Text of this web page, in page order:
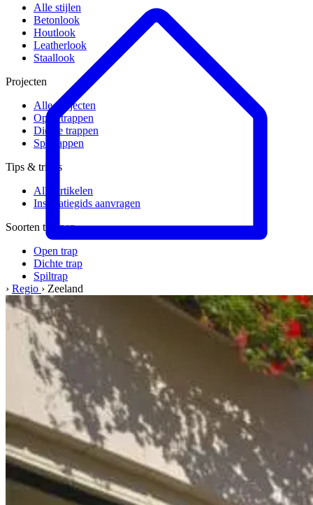
Alle stijlen
Betonlook
Houtlook
Leatherlook
Staallook
Projecten
Alle projecten
Open trappen
Dichte trappen
Spiltrappen
Tips & tricks
Alle artikelen
Inspiratiegids aanvragen
Soorten trappen
Open trap
Dichte trap
Spiltrap
Meer informatie
Materialen & kwaliteit
Werkwijze
Veelgestelde vragen
Het bedrijf
Over ons
Ons team
Vacatures
Kwaliteit & service
Werkgebied
Onze garantie
Klant werft klant
› Regio › Zeeland